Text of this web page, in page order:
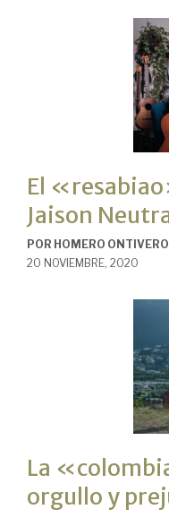
El
Jaison
POR HOMERO
20 NOVIEMBRE, 2020
La
orgullo y